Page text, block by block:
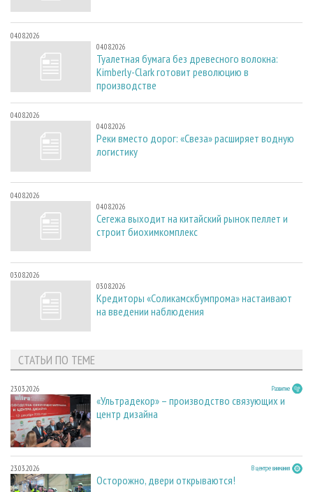
04.08.2026
04.08.2026
Туалетная бумага без древесного волокна:
Kimberly-Clark готовит революцию в
производстве
04.08.2026
04.08.2026
Реки вместо дорог: «Свеза» расширяет водную
логистику
04.08.2026
04.08.2026
Сегежа выходит на китайский рынок пеллет и
строит биохимкомплекс
03.08.2026
03.08.2026
Кредиторы «Соликамскбумпрома» настаивают
на введении наблюдения
СТАТЬИ ПО ТЕМЕ
23.03.2026 Развитие
«Ультрадекор» – производство связующих и
центр дизайна
23.03.2026 В центре внимания
Осторожно, двери открываются!